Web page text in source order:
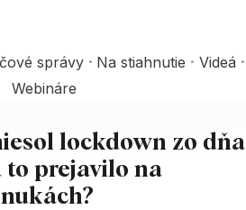
správy Na stiahnutie
Videá
Webináre
lockdown zo dňa
to prejavilo na